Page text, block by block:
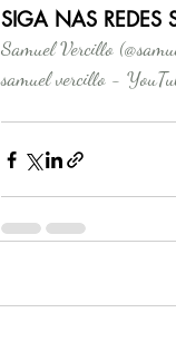
SIGA NAS REDES
Samuel Vercillo
samuel vercillo -